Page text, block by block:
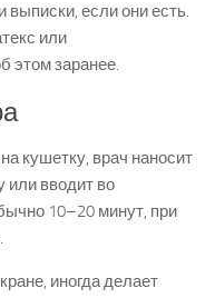
если они есть.
или
этом заранее.
кушетку, врач наносит
или вводит во
10–20 минут, при
иногда делает